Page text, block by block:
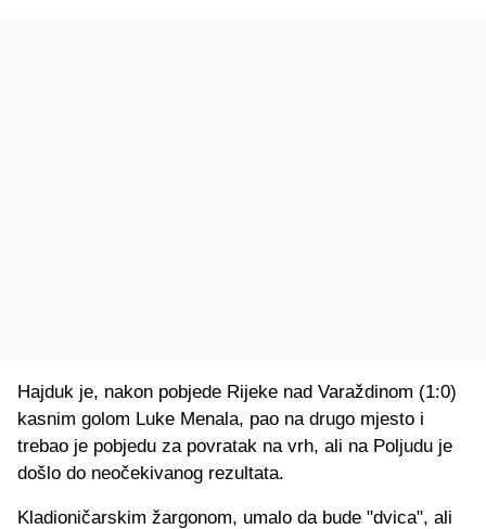
Hajduk je, nakon pobjede Rijeke nad Varaždinom (1:0)
kasnim golom Luke Menala, pao na drugo mjesto i
trebao je pobjedu za povratak na vrh, ali na Poljudu je
došlo do neočekivanog rezultata.
Kladioničarskim žargonom, umalo da bude "dvica", ali